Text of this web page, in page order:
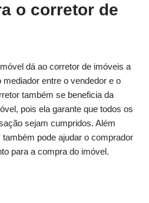
o corretor de
dá ao corretor de imóveis a
entre o vendedor e o
também se beneficia da
pois ela garante que todos os
sejam cumpridos. Além
pode ajudar o comprador
para a compra do imóvel.